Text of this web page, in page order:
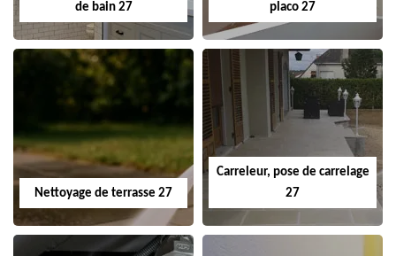
de bain 27
placo 27
Nettoyage de terrasse 27
Carreleur, pose de carrelage
27